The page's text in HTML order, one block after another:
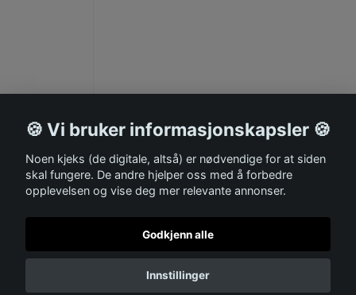
🍪 Vi bruker informasjonskapsler 🍪
Noen kjeks (de digitale, altså) er nødvendige for at siden
skal fungere. De andre hjelper oss med å forbedre
opplevelsen og vise deg mer relevante annonser.
Godkjenn alle
Innstillinger